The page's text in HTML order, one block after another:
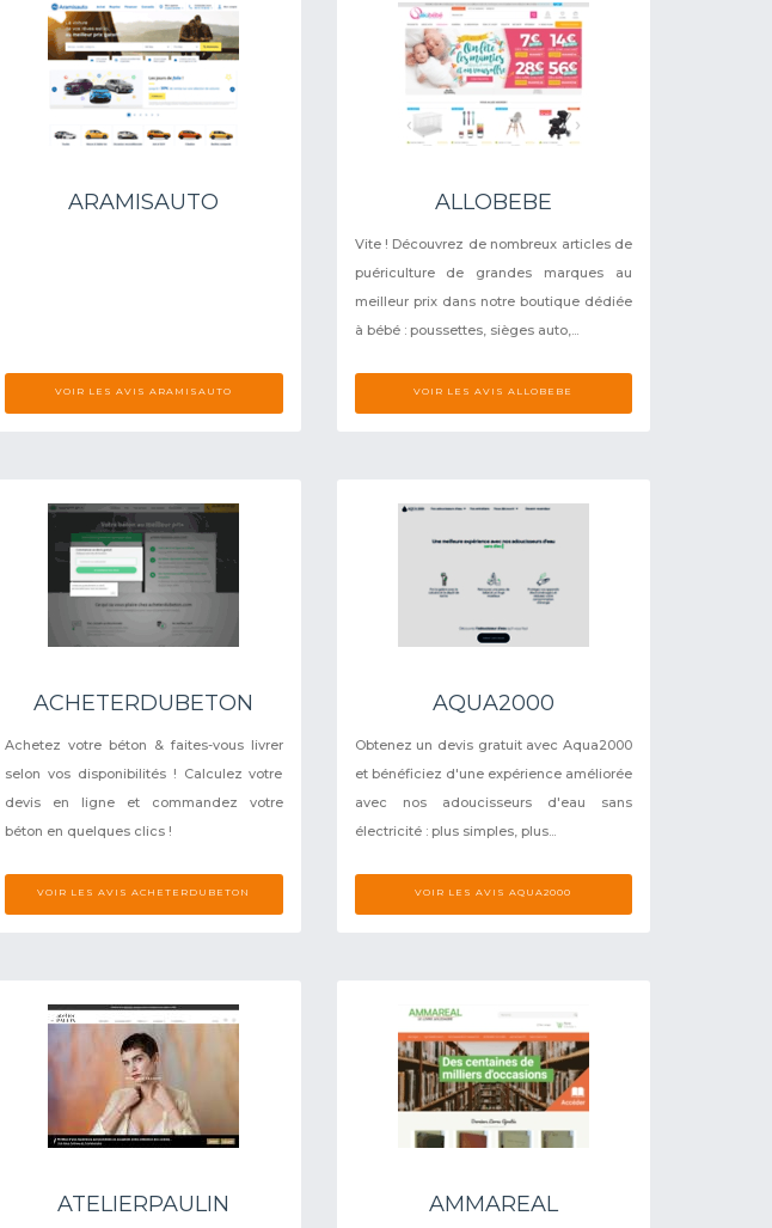
ARAMISAUTO
VOIR LES AVIS ARAMISAUTO
ALLOBEBE
Vite ! Découvrez de nombreux articles de
puériculture de grandes marques au
meilleur prix dans notre boutique dédiée
à bébé : poussettes, sièges auto,...
VOIR LES AVIS ALLOBEBE
ACHETERDUBETON
Achetez votre béton & faites-vous livrer
selon vos disponibilités ! Calculez votre
devis en ligne et commandez votre
béton en quelques clics !
VOIR LES AVIS ACHETERDUBETON
AQUA2000
Obtenez un devis gratuit avec Aqua2000
et bénéficiez d'une expérience améliorée
avec nos adoucisseurs d'eau sans
électricité : plus simples, plus...
VOIR LES AVIS AQUA2000
ATELIERPAULIN AMMAREAL